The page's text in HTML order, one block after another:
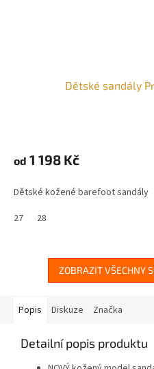
Dětské sandály
od 1 198 Kč
Dětské kožené barefoot sandály
27
28
ZOBRAZIT VŠECHNY
Popis Diskuze Značka
Detailní popis produktu